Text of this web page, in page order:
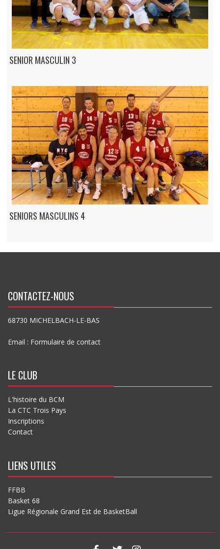
SENIOR MASCULIN 3
SENIORS MASCULINS 4
CONTACTEZ-NOUS
68730 MICHELBACH-LE-BAS
Email : Formulaire de contact
LE CLUB
L'histoire du BCM
La CTC Trois Pays
Inscriptions
Contact
LIENS UTILES
FFBB
Basket 68
Ligue Régionale Grand Est de BasketBall